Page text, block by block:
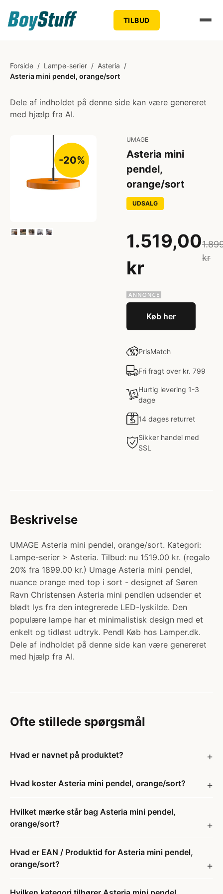
TILBUD
Forside / Lampe-serier / Asteria /
Asteria mini pendel, orange/sort
Dele af indholdet på denne side kan være genereret
med hjælp fra AI.
-20%
UMAGE
Asteria mini
pendel,
orange/sort
UDSALG
1.519,00
kr
kr
Køb her
PrisMatch
Fri fragt over kr. 799
Hurtig levering 1-3
dage
14 dages returret
Sikker handel med
SSL
Beskrivelse
UMAGE Asteria mini pendel, orange/sort. Kategori:
Lampe-serier > Asteria. Tilbud: nu 1519.00 kr. (regalo
20% fra 1899.00 kr.) Umage Asteria mini pendel,
nuance orange med top i sort - designet af Søren
Ravn Christensen Asteria mini pendlen udsender et
blødt lys fra den integrerede LED-lyskilde. Den
populære lampe har et minimalistisk design med et
enkelt og tidløst udtryk. Pendl Køb hos Lamper.dk.
Dele af indholdet på denne side kan være genereret
med hjælp fra AI.
Ofte stillede spørgsmål
Hvad er navnet på produktet?
Hvad koster Asteria mini pendel, orange/sort?
Hvilket mærke står bag Asteria mini pendel,
orange/sort?
Hvad er EAN / Produktid for Asteria mini pendel,
orange/sort?